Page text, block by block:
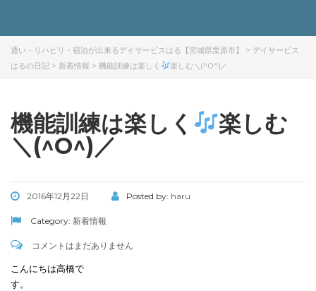
通い・リハビリ・宿泊が出来るデイサービスはる【宮城県栗原市】 > デイサービス
はるの日記 > 新着情報 > 機能訓練は楽しく 楽しむ＼(^O^)／
機能訓練は楽しく
楽しむ
＼(^O^)／
2016年12月22日 Posted by: haru
Category: 新着情報
コメントはまだありません
こんにちは高橋で
す